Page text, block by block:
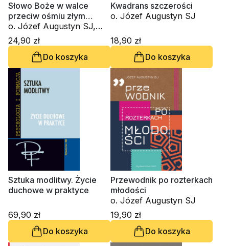
Słowo Boże w walce
przeciw ośmiu złym
myślom (CD-MP3)
o. Józef Augustyn SJ,
Leon Nieścior OMI
24,90 zł
Do koszyka
Kwadrans szczerości
o. Józef Augustyn SJ
18,90 zł
Do koszyka
Sztuka modlitwy. Życie
duchowe w praktyce
69,90 zł
Do koszyka
Przewodnik po rozterkach
młodości
o. Józef Augustyn SJ
19,90 zł
Do koszyka